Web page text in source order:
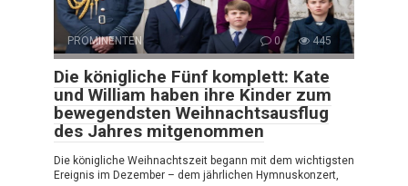
PROMINENTEN 0 445
Die königliche Fünf komplett: Kate
und William haben ihre Kinder zum
bewegendsten Weihnachtsausflug
des Jahres mitgenommen
Die königliche Weihnachtszeit begann mit dem wichtigsten
Ereignis im Dezember – dem jährlichen Hymnuskonzert,